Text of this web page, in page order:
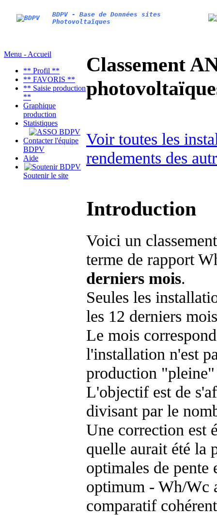
BDPV - Base de Données sites
Photovoltaïques
Menu - Accueil
** Profil **
** FAVORIS **
** Saisie production
**
Graphique
production
Statistiques
Contacter l'équipe
BDPV
Aide
Soutenir le site
Classement
Voir toutes les
rendements des
Introduction
Voici un
terme de rapport
derniers mois.
Seules les
les 12 derniers
Le mois
l'installation n'est
production "pleine"
L'objectif est de
divisant par le
Une correction est
quelle aurait été la
optimales de
optimum - Wh/Wc
comparatif